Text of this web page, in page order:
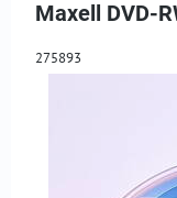
Maxell DVD-
275893